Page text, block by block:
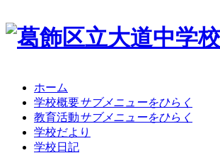
ホーム
学校概要サブメニューをひらく
教育活動サブメニューをひらく
学校だより
学校日記